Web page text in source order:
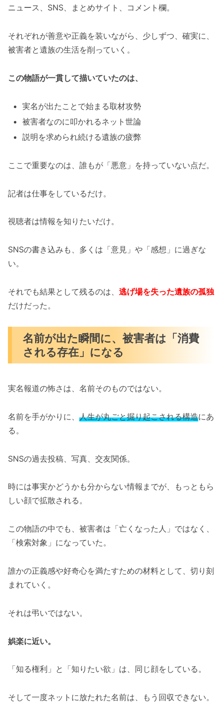
ニュース、SNS、まとめサイト、コメント欄。
それぞれが善意や正義を装いながら、少しずつ、確実に、
被害者と遺族の生活を削っていく。
この物語が一貫して描いていたのは、
実名が出たことで始まる取材攻勢
被害者なのに叩かれるネット世論
説明を求められ続ける遺族の疲弊
ここで重要なのは、誰もが「悪意」を持っていない点だ。
記者は仕事をしているだけ。
視聴者は情報を知りたいだけ。
SNSの書き込みも、多くは「意見」や「感想」に過ぎな
い。
それでも結果として残るのは、 逃げ場を失った遺族の孤独
だけだった。
名前が出た瞬間に、被害者は「消費
される存在」になる
実名報道の怖さは、名前そのものではない。
名前を手がかりに、 人生が丸ごと掘り起こされる構造にあ
る。
SNSの過去投稿、写真、交友関係。
時には事実かどうかも分からない情報までが、もっともら
しい顔で拡散される。
この物語の中でも、被害者は「亡くなった人」ではなく、
「検索対象」になっていた。
誰かの正義感や好奇心を満たすための材料として、切り刻
まれていく。
それは弔いではない。
娯楽に近い。
「知る権利」と「知りたい欲」は、同じ顔をしている。
そして一度ネットに放たれた名前は、もう回収できない。